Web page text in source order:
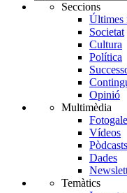
Seccions
Últimes
Societat
Cultura
Política
Opinió
Multimèdia
Vídeos
Pòdcasts
Dades
Temàtics